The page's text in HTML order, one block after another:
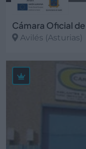
Avilés (Asturias)
Ver más